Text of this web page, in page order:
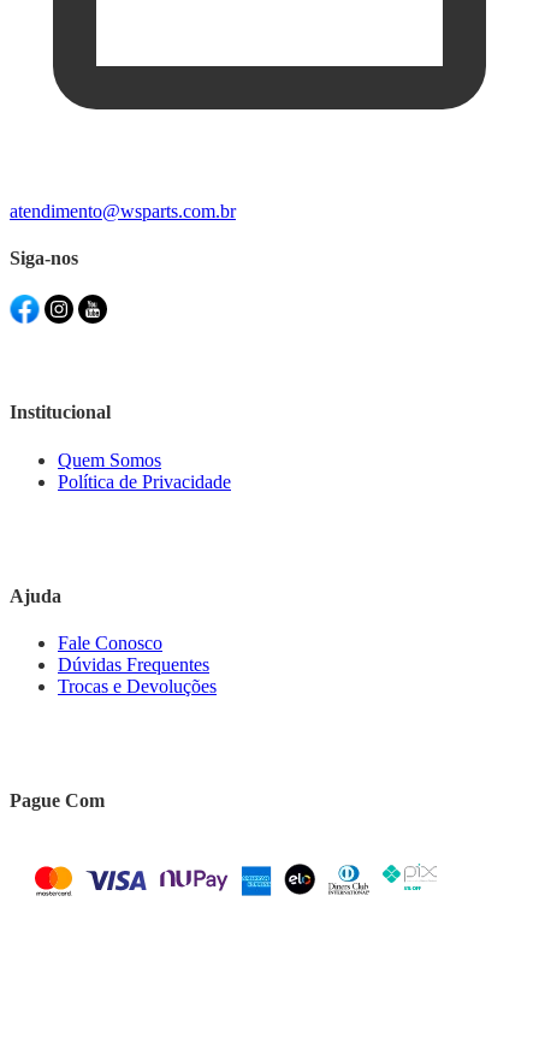
atendimento@wsparts.com.br
Siga-nos
Institucional
Quem Somos
Política de Privacidade
Ajuda
Fale Conosco
Dúvidas Frequentes
Trocas e Devoluções
Pague Com